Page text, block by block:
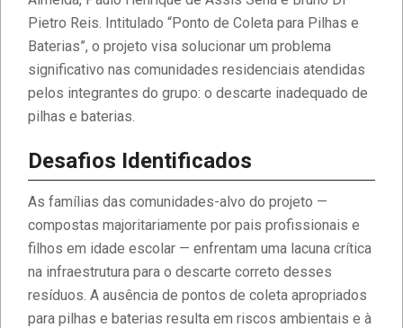
Pietro Reis. Intitulado “Ponto de Coleta para Pilhas e
Baterias”, o projeto visa solucionar um problema
significativo nas comunidades residenciais atendidas
pelos integrantes do grupo: o descarte inadequado de
pilhas e baterias.
Desafios Identificados
As famílias das comunidades-alvo do projeto —
compostas majoritariamente por pais profissionais e
filhos em idade escolar — enfrentam uma lacuna crítica
na infraestrutura para o descarte correto desses
resíduos. A ausência de pontos de coleta apropriados
para pilhas e baterias resulta em riscos ambientais e à